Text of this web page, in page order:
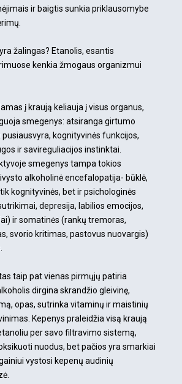
ir baigtis sunkia priklausomybe
žalingas? Etanolis, esantis
kenkia žmogaus organizmui
į kraują keliauja į visus organus,
smegenys: atsiranga girtumo
kognityvinės funkcijos,
ir savireguliacijos instinktai.
smegenys tampa tokios
alkoholinė encefalopatija- būklė,
kognityvinės, bet ir psichologinės
depresija, labilios emocijos,
ir somatinės (rankų tremoras,
svorio kritimas, pastovus nuovargis)
taip pat vienas pirmųjų patiria
dirgina skrandžio gleivinę,
opas, sutrinka vitaminų ir maistinių
Kepenys praleidžia visą kraują
per savo filtravimo sistemą,
nuodus, bet pačios yra smarkiai
vystosi kepenų audinių